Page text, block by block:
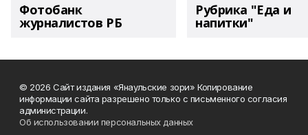
Фотобанк
журналистов РБ
Рубрика "Еда и
напитки"
© 2026 Сайт издания «Янаульские зори» Копирование
информации сайта разрешено только с письменного согласия
администрации.
Об использовании персональных данных